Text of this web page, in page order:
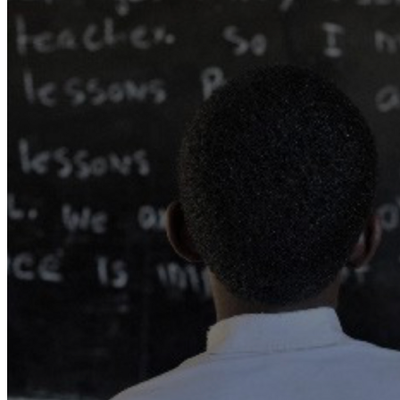
Facebook
LinkedIn
L’association
Nos partenaires
Débat – Entrepreneuriat en Afrique de l’Ouest
Afrique de l’Ouest – États Unis d’Amérique
Changement climatique 2022
Les relations entre l’Afrique de l’Ouest et l’Europe
Enseignement supérieur 2021